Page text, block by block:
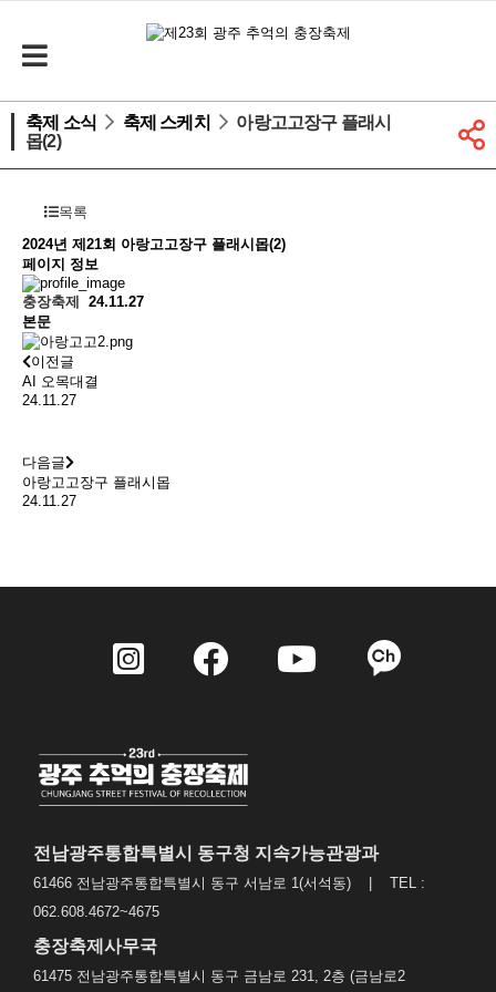
축제 소식 축제 스케치
아랑고고장구 플래시
몹(2)
목록
2024년 제21회 아랑고고장구 플래시몹(2)
페이지 정보
충장축제
24.11.27
본문
이전글
AI 오목대결
24.11.27
다음글
아랑고고장구 플래시몹
24.11.27
전남광주통합특별시 동구청 지속가능관광과
61466 전남광주통합특별시 동구 서남로 1(서석동) | TEL :
062.608.4672~4675
충장축제사무국
61475 전남광주통합특별시 동구 금남로 231, 2층 (금남로2